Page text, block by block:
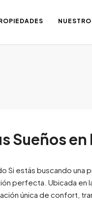
Sueños
Si estás buscando
perfecta. Ubicada en
única de confort,